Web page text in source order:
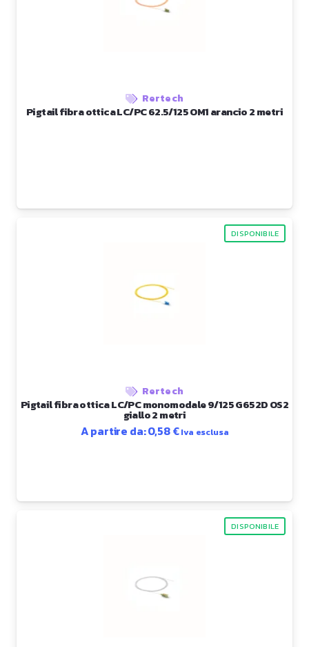
Rertech
Pigtail fibra ottica LC/PC 62.5/125 OM1 arancio 2 metri
DISPONIBILE
Rertech
Pigtail fibra ottica LC/PC monomodale 9/125 G652D OS2
giallo 2 metri
A partire da:0,58€Iva esclusa
DISPONIBILE